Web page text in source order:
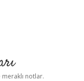
notlar.